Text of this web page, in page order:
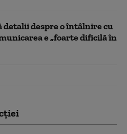
despre o întâlnire cu
e „foarte dificilă în